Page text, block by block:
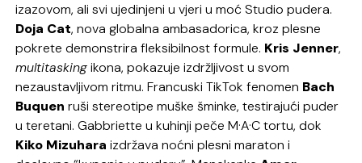
izazovom, ali svi ujedinjeni u vjeri u moć Studio pudera.
Doja Cat, nova globalna ambasadorica, kroz plesne
pokrete demonstrira fleksibilnost formule. Kris Jenner,
multitaskingikona, pokazuje izdržljivost u svom
nezaustavljivom ritmu. Francuski TikTok fenomen Bach
Buquen ruši stereotipe muške šminke, testirajući puder
u teretani. Gabbriette u kuhinji peče M·A·C tortu, dok
Kiko Mizuhara izdržava noćni plesni maraton i